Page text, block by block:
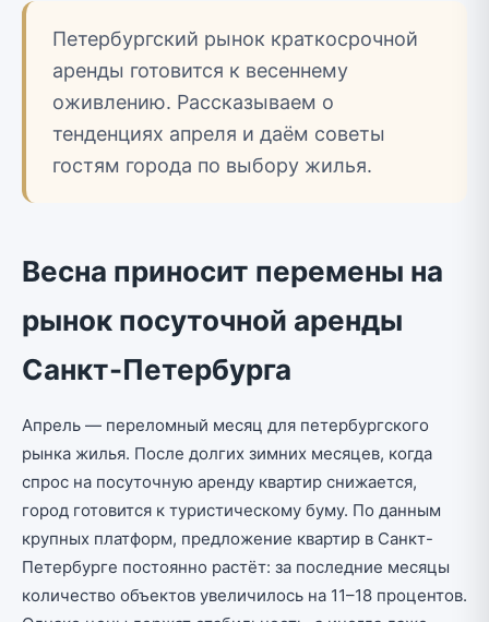
Петербургский рынок краткосрочной
аренды готовится к весеннему
оживлению. Рассказываем о
тенденциях апреля и даём советы
гостям города по выбору жилья.
Весна приносит перемены на
рынок посуточной аренды
Санкт-Петербурга
Апрель — переломный месяц для петербургского
рынка жилья. После долгих зимних месяцев, когда
спрос на посуточную аренду квартир снижается,
город готовится к туристическому буму. По данным
крупных платформ, предложение квартир в Санкт-
Петербурге постоянно растёт: за последние месяцы
количество объектов увеличилось на 11–18 процентов.